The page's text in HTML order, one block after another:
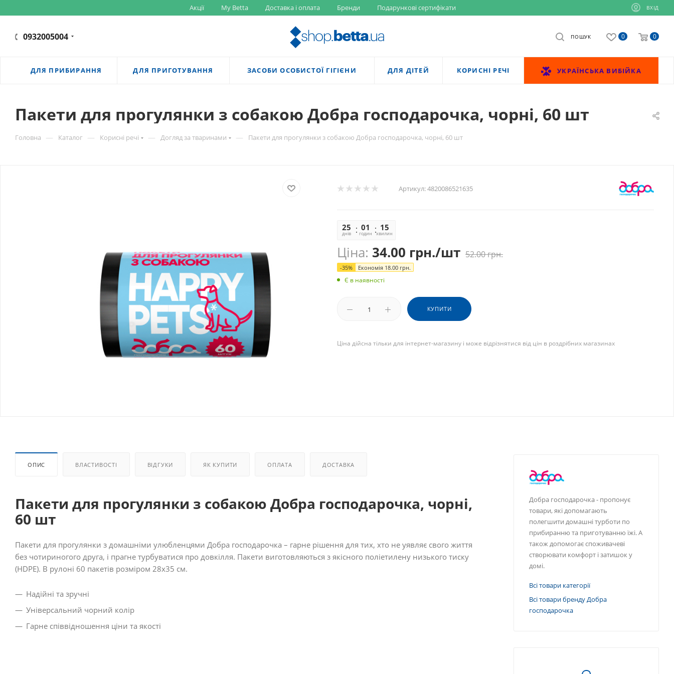
Акції My Betta Доставка і оплата Бренди Подарункові сертифікати ВХІД
0932005004 0 0
ПОШУК
ДЛЯ ПРИБИРАННЯ ДЛЯ ПРИГОТУВАННЯ ЗАСОБИ ОСОБИСТОЇ ГІГІЄНИ ДЛЯ ДІТЕЙ КОРИСНІ РЕЧІ УКРАЇНСЬКА ВИБІЙКА
Пакети для прогулянки з собакою Добра господарочка, чорні, 60 шт
Головна — Каталог — Корисні речі — Догляд за тваринами — Пакети для прогулянки з собакою Добра господарочка, чорні, 60 шт
Артикул:4820086521635
25
днів
01
годин
15
хвилин
Ціна: 34.00 грн./шт 52.00грн.
-35% Економія 18.00 грн.
Є в наявності
КУПИТИ
Ціна дійсна тільки для інтернет-магазину і може відрізнятися від цін в роздрібних магазинах
ОПИС ВЛАСТИВОСТІ ВІДГУКИ ЯК КУПИТИ ОПЛАТА ДОСТАВКА
Пакети для прогулянки з собакою Добра господарочка, чорні,
60 шт
Пакети для прогулянки з домашніми улюбленцями Добра господарочка – гарне рішення для тих, хто не уявляє свого життя
без чотириногого друга, і прагне турбуватися про довкілля. Пакети виготовляються з якісного поліетилену низького тиску
(HDPE). В рулоні 60 пакетів розміром 28х35 см.
Надійні та зручні
Універсальний чорний колір
Гарне співвідношення ціни та якості
Добра господарочка - пропонує
товари, які допомагають
полегшити домашні турботи по
прибиранню та приготуванню їжі. А
також допомогає споживачеві
створювати комфорт і затишок у
домі.
Всі товари категорії
Всі товари бренду Добра
господарочка